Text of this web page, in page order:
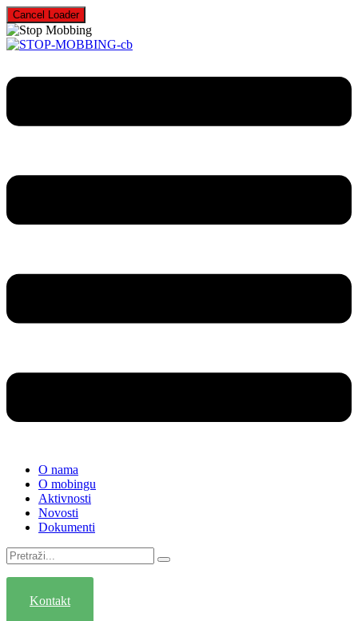
Cancel Loader
O nama
O mobingu
Aktivnosti
Novosti
Dokumenti
Pretraga
za:
Kontakt